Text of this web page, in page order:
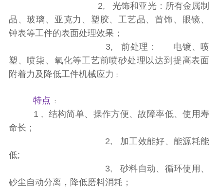
2, 光饰和亚光：所有金属制
品、玻璃、亚克力、塑胶、工艺品、首饰、眼镜、
钟表等工件的表面处理效果 ；
3, 前处理： 电镀、喷
塑、喷柒、氧化等工艺前喷砂处理以达到提高表面
附着力及降低工件机械应力 ；
特点 ：
1 , 结构简单、操作方便、故障率低、使用寿
命长；
2, 加工效能好、能源耗能
低;
3, 砂料自动、循环使用、
砂尘自动分离，降低磨料消耗；